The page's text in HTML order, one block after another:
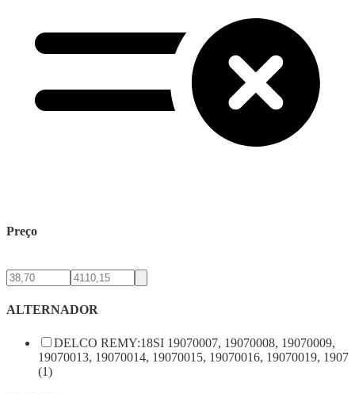
Preço
ALTERNADOR
DELCO REMY:18SI 19070007, 19070008, 19070009,
19070013, 19070014, 19070015, 19070016, 19070019, 1907
(1)